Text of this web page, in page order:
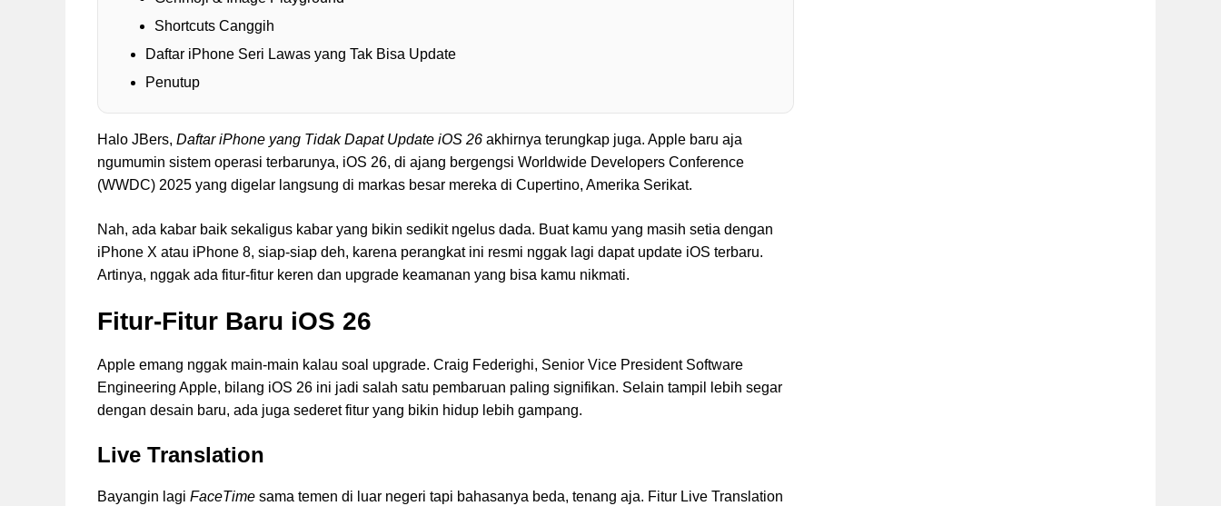
Shortcuts Canggih
Daftar iPhone Seri Lawas yang Tak Bisa Update
Penutup
Halo JBers, Daftar iPhone yang Tidak Dapat Update iOS 26 akhirnya terungkap juga. Apple baru aja
ngumumin sistem operasi terbarunya, iOS 26, di ajang bergengsi Worldwide Developers Conference
(WWDC) 2025 yang digelar langsung di markas besar mereka di Cupertino, Amerika Serikat.
Nah, ada kabar baik sekaligus kabar yang bikin sedikit ngelus dada. Buat kamu yang masih setia dengan
iPhone X atau iPhone 8, siap-siap deh, karena perangkat ini resmi nggak lagi dapat update iOS terbaru.
Artinya, nggak ada fitur-fitur keren dan upgrade keamanan yang bisa kamu nikmati.
Fitur-Fitur Baru iOS 26
Apple emang nggak main-main kalau soal upgrade. Craig Federighi, Senior Vice President Software
Engineering Apple, bilang iOS 26 ini jadi salah satu pembaruan paling signifikan. Selain tampil lebih segar
dengan desain baru, ada juga sederet fitur yang bikin hidup lebih gampang.
Live Translation
Bayangin lagi FaceTime sama temen di luar negeri tapi bahasanya beda, tenang aja. Fitur Live Translation